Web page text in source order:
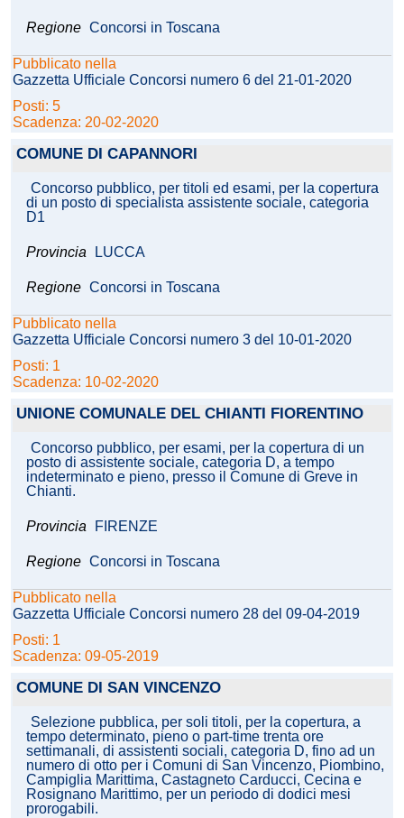
Regione Concorsi in Toscana
Pubblicato nella
Gazzetta Ufficiale Concorsi numero 6 del 21-01-2020
Posti: 5
Scadenza: 20-02-2020
COMUNE DI CAPANNORI
Concorso pubblico, per titoli ed esami, per la copertura
di un posto di specialista assistente sociale, categoria
D1
Provincia LUCCA
Regione Concorsi in Toscana
Pubblicato nella
Gazzetta Ufficiale Concorsi numero 3 del 10-01-2020
Posti: 1
Scadenza: 10-02-2020
UNIONE COMUNALE DEL CHIANTI FIORENTINO
Concorso pubblico, per esami, per la copertura di un
posto di assistente sociale, categoria D, a tempo
indeterminato e pieno, presso il Comune di Greve in
Chianti.
Provincia FIRENZE
Regione Concorsi in Toscana
Pubblicato nella
Gazzetta Ufficiale Concorsi numero 28 del 09-04-2019
Posti: 1
Scadenza: 09-05-2019
COMUNE DI SAN VINCENZO
Selezione pubblica, per soli titoli, per la copertura, a
tempo determinato, pieno o part-time trenta ore
settimanali, di assistenti sociali, categoria D, fino ad un
numero di otto per i Comuni di San Vincenzo, Piombino,
Campiglia Marittima, Castagneto Carducci, Cecina e
Rosignano Marittimo, per un periodo di dodici mesi
prorogabili.